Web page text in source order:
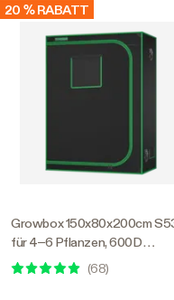
20 % RABATT
Growbox 150x80x200cm
für 4–6 Pflanzen, 600D
lichtdichtes Oxford-Gewebe,
für den Indoor-Pflanzenanbau
(68)